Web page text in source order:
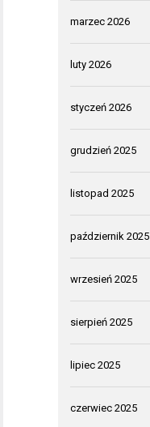
marzec 2026
luty 2026
styczeń 2026
grudzień 2025
listopad 2025
październik 2025
wrzesień 2025
sierpień 2025
lipiec 2025
czerwiec 2025